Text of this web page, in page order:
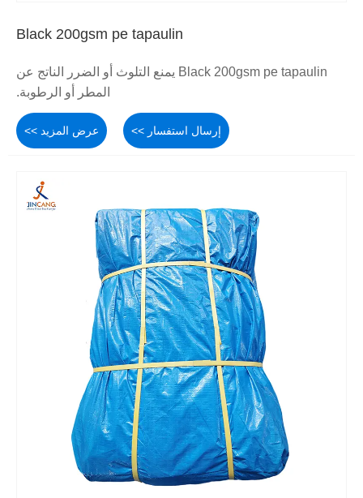
Black 200gsm pe tapaulin
Black 200gsm pe tapaulin يمنع التلوث أو الضرر الناتج عن
المطر أو الرطوبة.
عرض المزيد >> إرسال استفسار >>